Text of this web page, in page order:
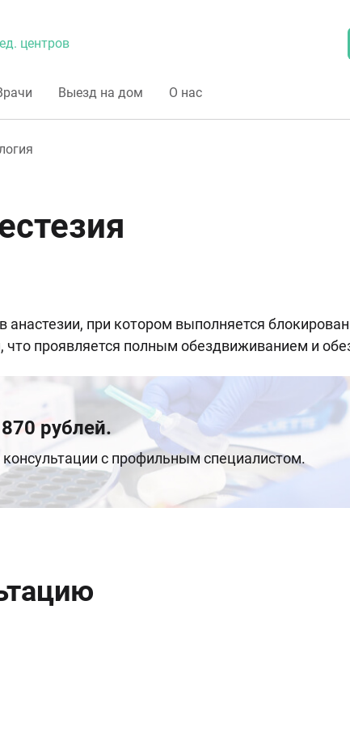
центров
Выезд на дом О нас
анастезии, при котором выполняется
что проявляется полным обездвиживанием и
рублей.
с профильным специалистом.